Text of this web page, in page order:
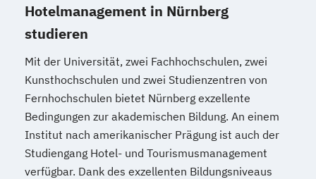
Hotelmanagement in Nürnberg
studieren
Mit der Universität, zwei Fachhochschulen, zwei
Kunsthochschulen und zwei Studienzentren von
Fernhochschulen bietet Nürnberg exzellente
Bedingungen zur akademischen Bildung. An einem
Institut nach amerikanischer Prägung ist auch der
Studiengang Hotel- und Tourismusmanagement
verfügbar. Dank des exzellenten Bildungsniveaus